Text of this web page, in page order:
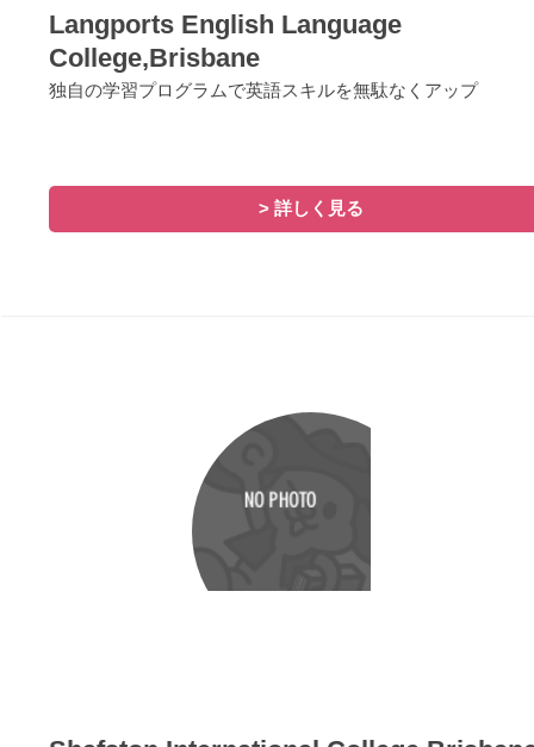
Langports English Language
College,Brisbane
独自の学習プログラムで英語スキルを無駄なくアップ
> 詳しく見る